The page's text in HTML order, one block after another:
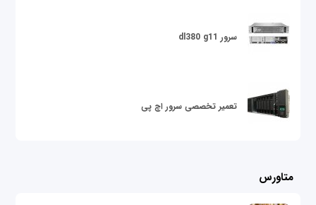
سرور dl380 g11
تعمیر تخصصی سرور اچ پی
متاورس